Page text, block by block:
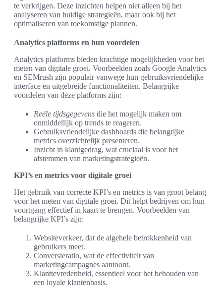
te verkrijgen. Deze inzichten helpen niet alleen bij het
analyseren van huidige strategieën, maar ook bij het
optimaliseren van toekomstige plannen.
Analytics platforms en hun voordelen
Analytics platforms bieden krachtige mogelijkheden voor het
meten van digitale groei. Voorbeelden zoals Google Analytics
en SEMrush zijn populair vanwege hun gebruiksvriendelijke
interface en uitgebreide functionaliteiten. Belangrijke
voordelen van deze platforms zijn:
Reële tijdsgegevens die het mogelijk maken om
onmiddellijk op trends te reageren.
Gebruiksvriendelijke dashboards die belangrijke
metrics overzichtelijk presenteren.
Inzicht in klantgedrag, wat cruciaal is voor het
afstemmen van marketingstrategieën.
KPI’s en metrics voor digitale groei
Het gebruik van correcte KPI’s en metrics is van groot belang
voor het meten van digitale groei. Dit helpt bedrijven om hun
voortgang effectief in kaart te brengen. Voorbeelden van
belangrijke KPI’s zijn:
Websiteverkeer, dat de algehele betrokkenheid van
gebruikers meet.
Conversieratio, wat de effectiviteit van
marketingcampagnes aantoont.
Klanttevredenheid, essentieel voor het behouden van
een loyale klantenbasis.